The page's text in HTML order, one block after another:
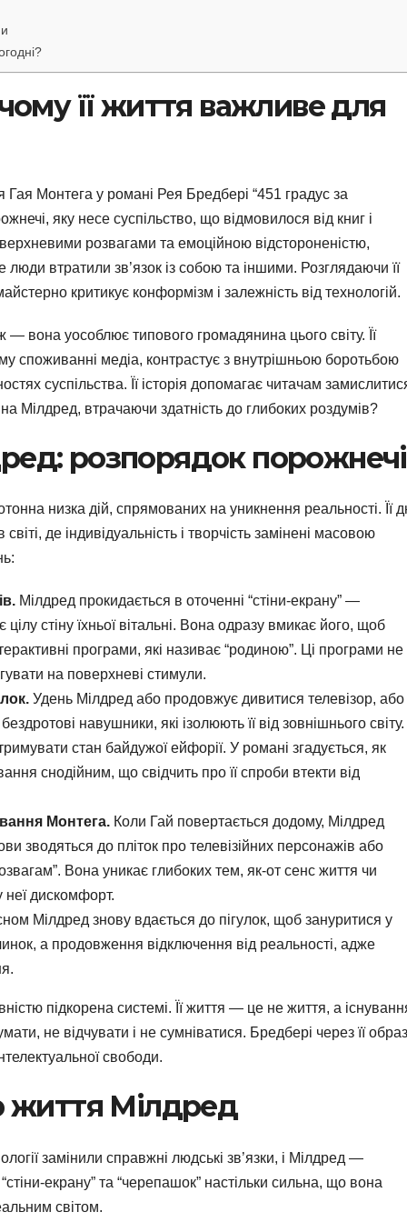
її життя важливе для
Монтега у романі Рея Бредбері “451 градус за
яку несе суспільство, що відмовилося від книг і
розвагами та емоційною відстороненістю,
люди втратили зв’язок із собою та іншими. Розглядаючи її
критикує конформізм і залежність від технологій.
вона уособлює типового громадянина цього світу. Її
споживанні медіа, контрастує з внутрішньою боротьбою
суспільства. Її історія допомагає читачам
Мілдред, втрачаючи здатність до глибоких роздумів?
розпорядок порожнечі
низка дій, спрямованих на уникнення реальності. Її
де індивідуальність і творчість замінені масовою
Мілдред прокидається в оточенні “стіни-екрану” —
стіну їхньої вітальні. Вона одразу вмикає його, щоб
програми, які називає “родиною”. Ці програми не
на поверхневі стимули.
Удень Мілдред або продовжує дивитися телевізор, або
навушники, які ізолюють її від зовнішнього світу.
стан байдужої ейфорії. У романі згадується, як
снодійним, що свідчить про її спроби втекти від
Монтега. Коли Гай повертається додому, Мілдред
зводяться до пліток про телевізійних персонажів або
Вона уникає глибоких тем, як-от сенс життя чи
неї дискомфорт.
Мілдред знову вдається до пігулок, щоб зануритися у
а продовження відключення від реальності, адже
підкорена системі. Її життя — це не життя, а
не відчувати і не сумніватися. Бредбері через її образ
свободи.
життя Мілдред
замінили справжні людські зв’язки, і Мілдред —
екрану” та “черепашок” настільки сильна, що вона
світом.